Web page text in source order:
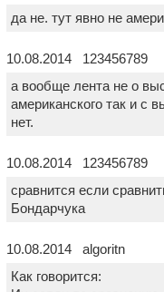
да не. тут явно не
10.08.2014 123456789
а вообще лента не о
американского так и с
нет.
10.08.2014 123456789
сравнится если
Бондарчука
10.08.2014 algoritn
Как говорится: